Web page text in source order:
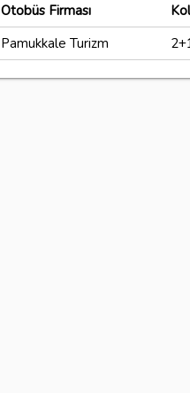
Otobüs Firması
Pamukkale Turizm